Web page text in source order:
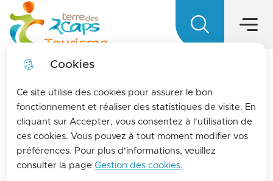
Cookies
Ce site utilise des cookies pour assurer le bon
fonctionnement et réaliser des statistiques de visite. En
cliquant sur Accepter, vous consentez à l'utilisation de
ces cookies. Vous pouvez à tout moment modifier vos
préférences. Pour plus d'informations, veuillez
consulter la pageGestion des cookies.
Aller
au
Aller à la
recherche
contenu
principal
Aller au
sitemap
Pour vous tenir informés de l'actualités de La
terre des 2 caps, inscrivez-vous à la lettre
d'information de l'office de tourisme !
Terre des 2 caps Tourisme - Office
Menu
Atelier créatif parents-
enfants «Mosaïque»